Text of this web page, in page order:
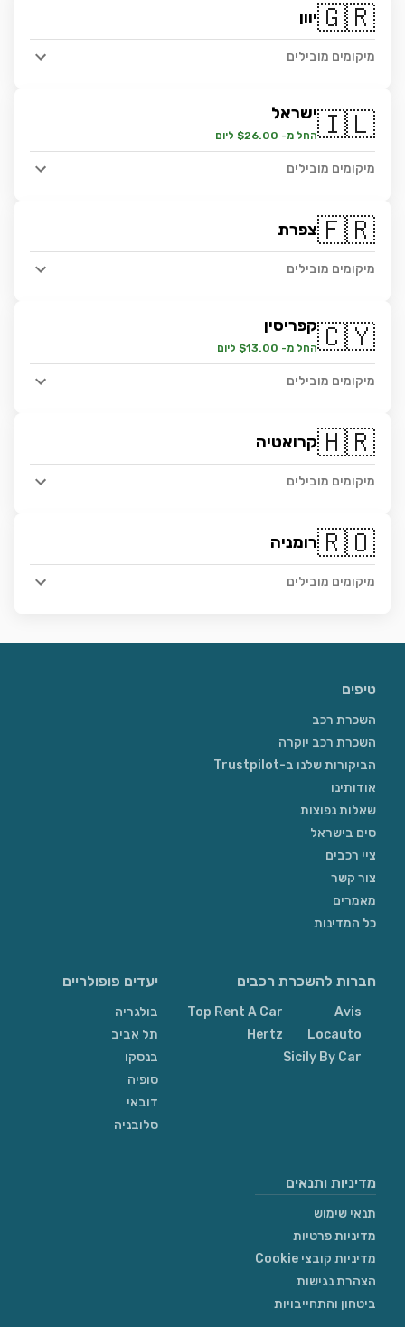
🇬🇷יוון
מיקומים מובילים
🇮🇱ישראל
החל מ- $26.00 ליום
מיקומים מובילים
🇫🇷צפרת
מיקומים מובילים
🇨🇾קפריסין
החל מ- $13.00 ליום
מיקומים מובילים
🇭🇷קרואטיה
מיקומים מובילים
🇷🇴רומניה
מיקומים מובילים
טיפים
השכרת רכב
השכרת רכב יוקרה
הביקורות שלנו ב-Trustpilot
אודותינו
שאלות נפוצות
סים בישראל
ציי רכבים
צור קשר
מאמרים
כל המדינות
חברות להשכרת רכבים
Avis
Locauto
Sicily By Car
Top Rent A Car
Hertz
יעדים פופולריים
בולגריה
תל אביב
בנסקו
סופיה
דובאי
סלובניה
מדיניות ותנאים
תנאי שימוש
מדיניות פרטיות
מדיניות קובצי Cookie
הצהרת נגישות
ביטחון והתחייבויות